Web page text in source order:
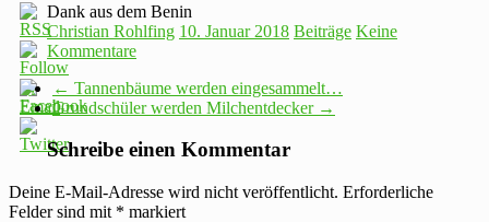
Dank aus dem Benin
Christian Rohlfing 10. Januar 2018 Beiträge Keine
Kommentare
← Tannenbäume werden eingesammelt…
Grundschüler werden Milchentdecker →
Schreibe einen Kommentar
Deine E-Mail-Adresse wird nicht veröffentlicht. Erforderliche
Felder sind mit * markiert